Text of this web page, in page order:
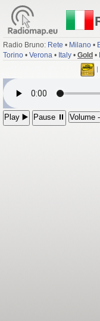
Radio Bruno: Rete • Milano •
Torino • Verona • Italy • Gold •
Radio Bruno
Play ▶️ Pause ⏸ Volume -